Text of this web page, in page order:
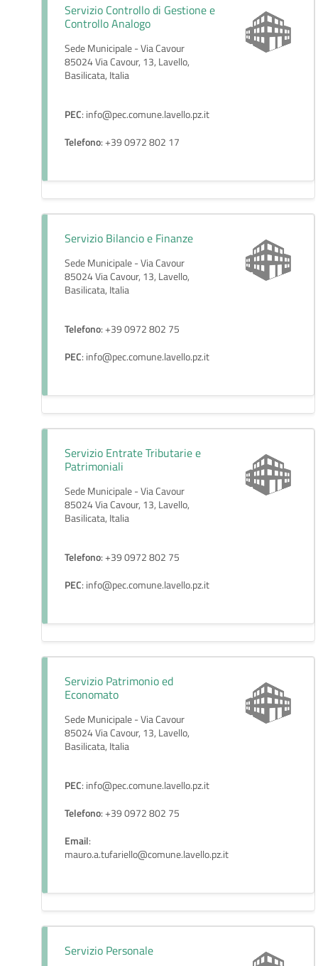
Servizio Controllo di Gestione e
Controllo Analogo
Sede Municipale - Via Cavour
85024 Via Cavour, 13, Lavello,
Basilicata, Italia
PEC: info@pec.comune.lavello.pz.it
Telefono: +39 0972 802 17
Servizio Bilancio e Finanze
Sede Municipale - Via Cavour
85024 Via Cavour, 13, Lavello,
Basilicata, Italia
Telefono: +39 0972 802 75
PEC: info@pec.comune.lavello.pz.it
Servizio Entrate Tributarie e
Patrimoniali
Sede Municipale - Via Cavour
85024 Via Cavour, 13, Lavello,
Basilicata, Italia
Telefono: +39 0972 802 75
PEC: info@pec.comune.lavello.pz.it
Servizio Patrimonio ed
Economato
Sede Municipale - Via Cavour
85024 Via Cavour, 13, Lavello,
Basilicata, Italia
PEC: info@pec.comune.lavello.pz.it
Telefono: +39 0972 802 75
Email:
mauro.a.tufariello@comune.lavello.pz.it
Servizio Personale